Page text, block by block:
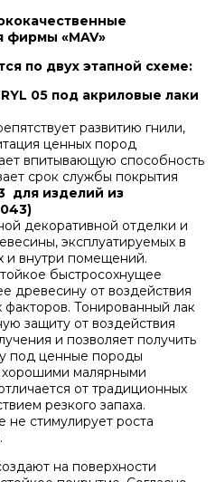
фирмы «MAV»
по двух этапной схеме:
05 под акриловые лаки
развитию гнили,
ценных пород
впитывающую способность
срок службы покрытия
для изделий из
декоративной отделки и
эксплуатируемых в
и внутри помещений.
быстросохнущее
древесину от воздействия
факторов. Тонированный лак
защиту от воздействия
и позволяет получить
под ценные породы
малярными
от традиционных
резкого запаха.
стимулирует роста
на поверхности